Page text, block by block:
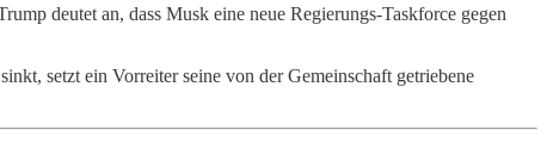
deutet an, dass Musk eine neue Regierungs-Taskforce gegen
setzt ein Vorreiter seine von der Gemeinschaft getriebene